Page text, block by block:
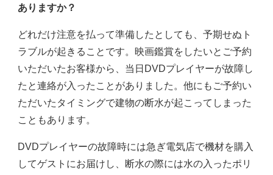
ありますか？
どれだけ注意を払って準備したとしても、予期せぬト
ラブルが起きることです。映画鑑賞をしたいとご予約
いただいたお客様から、当日DVDプレイヤーが故障し
たと連絡が入ったことがありました。他にもご予約い
ただいたタイミングで建物の断水が起こってしまった
こともあります。
DVDプレイヤーの故障時には急ぎ電気店で機材を購入
してゲストにお届けし、断水の際には水の入ったポリ